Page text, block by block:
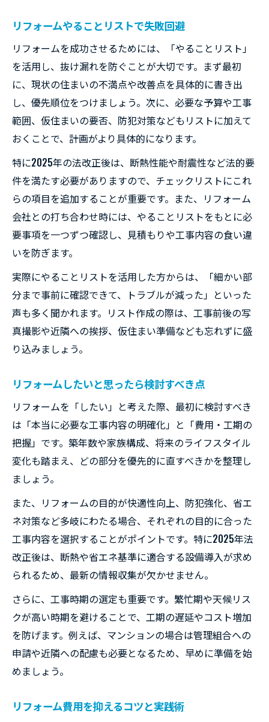
工事ストレスを減らすリフォーム成功ポイント
リフォームで工事ストレスを減らす方法
リフォーム期間中の生活動線確保の工夫
リフォーム中の音や臭い対策アイデア集
住みながらリフォームの不便解消テクニッ
ク
リフォームで後悔しない事前準備の秘訣とは
リフォーム事前準備のポイントと手順解説
やることリストでリフォーム後悔を防止
リフォームで失敗しない予算配分のコツ
リフォーム会社選びの見極め方実践編
住みながらリフォームの準備と注意点
リフォームやることリストで失敗回避
リフォームを成功させるためには、「やることリスト」
を活用し、抜け漏れを防ぐことが大切です。まず最初
に、現状の住まいの不満点や改善点を具体的に書き出
し、優先順位をつけましょう。次に、必要な予算や工事
範囲、仮住まいの要否、防犯対策などもリストに加えて
おくことで、計画がより具体的になります。
特に2025年の法改正後は、断熱性能や耐震性など法的要
件を満たす必要がありますので、チェックリストにこれ
らの項目を追加することが重要です。また、リフォーム
会社との打ち合わせ時には、やることリストをもとに必
要事項を一つずつ確認し、見積もりや工事内容の食い違
いを防ぎます。
実際にやることリストを活用した方からは、「細かい部
分まで事前に確認できて、トラブルが減った」といった
声も多く聞かれます。リスト作成の際は、工事前後の写
真撮影や近隣への挨拶、仮住まい準備なども忘れずに盛
り込みましょう。
リフォームしたいと思ったら検討すべき点
リフォームを「したい」と考えた際、最初に検討すべき
は「本当に必要な工事内容の明確化」と「費用・工期の
把握」です。築年数や家族構成、将来のライフスタイル
変化も踏まえ、どの部分を優先的に直すべきかを整理し
ましょう。
また、リフォームの目的が快適性向上、防犯強化、省エ
ネ対策など多岐にわたる場合、それぞれの目的に合った
工事内容を選択することがポイントです。特に2025年法
改正後は、断熱や省エネ基準に適合する設備導入が求め
られるため、最新の情報収集が欠かせません。
さらに、工事時期の選定も重要です。繁忙期や天候リス
クが高い時期を避けることで、工期の遅延やコスト増加
を防げます。例えば、マンションの場合は管理組合への
申請や近隣への配慮も必要となるため、早めに準備を始
めましょう。
リフォーム費用を抑えるコツと実践術